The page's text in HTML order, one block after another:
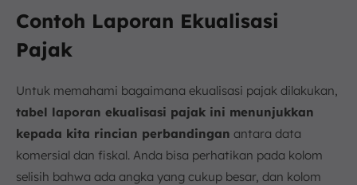
Contoh Laporan Ekualisasi
Pajak
Untuk memahami bagaimana ekualisasi pajak dilakukan,
tabel laporan ekualisasi pajak ini menunjukkan
kepada kita rincian perbandingan antara data
komersial dan fiskal. Anda bisa perhatikan pada kolom
selisih bahwa ada angka yang cukup besar, dan kolom